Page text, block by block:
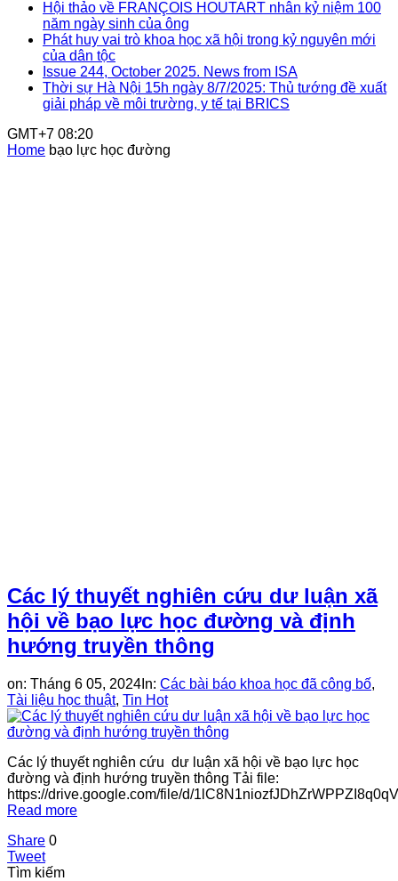
Hội thảo về FRANÇOIS HOUTART nhân kỷ niệm 100
năm ngày sinh của ông
Phát huy vai trò khoa học xã hội trong kỷ nguyên mới
của dân tộc
Issue 244, October 2025. News from ISA
Thời sự Hà Nội 15h ngày 8/7/2025: Thủ tướng đề xuất
giải pháp về môi trường, y tế tại BRICS
GMT+7 08:20
Home bạo lực học đường
Các lý thuyết nghiên cứu dư luận xã
hội về bạo lực học đường và định
hướng truyền thông
on: Tháng 6 05, 2024 In: Các bài báo khoa học đã công bố,
Tài liệu học thuật, Tin Hot
Các lý thuyết nghiên cứu dư luận xã hội về bạo lực học
đường và định hướng truyền thông Tải file:
https://drive.google.com/file/d/
Read more
Share 0
Tweet
Tìm kiếm